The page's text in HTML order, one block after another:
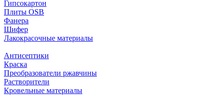
Гипсокартон
Плиты ОSB
Фанера
Шифер
Лакокрасочные материалы
Антисептики
Краска
Преобразователи ржавчины
Растворители
Кровельные материалы